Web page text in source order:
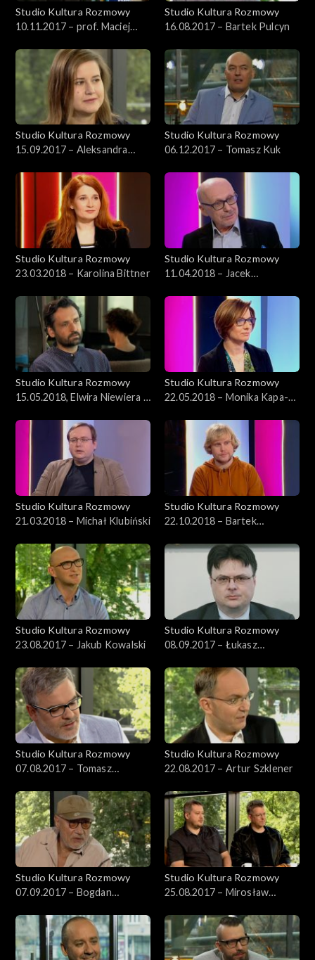
Studio Kultura Rozmowy
10.11.2017 – prof. Maciej
Studio Kultura Rozmowy
16.08.2017 – Bartek Pulcyn
Studio Kultura Rozmowy
15.09.2017 – Aleksandra
Studio Kultura Rozmowy
06.12.2017 – Tomasz Kuk
Studio Kultura Rozmowy
23.03.2018 – Karolina Bittner
Studio Kultura Rozmowy
11.04.2018 – Jacek
Studio Kultura Rozmowy
15.05.2018, Elwira Niewiera i
Studio Kultura Rozmowy
22.05.2018 – Monika Kapa-
Studio Kultura Rozmowy
21.03.2018 – Michał Klubiński
Studio Kultura Rozmowy
22.10.2018 – Bartek
Studio Kultura Rozmowy
23.08.2017 – Jakub Kowalski
Studio Kultura Rozmowy
08.09.2017 – Łukasz
Studio Kultura Rozmowy
07.08.2017 – Tomasz
Studio Kultura Rozmowy
22.08.2017 – Artur Szklener
Studio Kultura Rozmowy
07.09.2017 – Bogdan
Studio Kultura Rozmowy
25.08.2017 – Mirosław